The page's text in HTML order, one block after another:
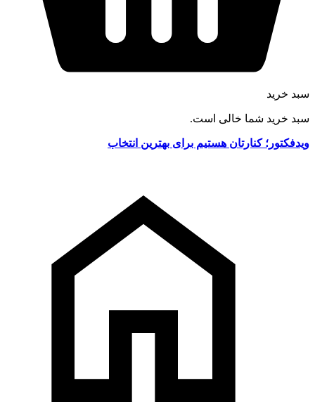
سبد خرید
سبد خرید شما خالی است.
ویدفکتور؛ کنارتان هستیم برای بهترین انتخاب